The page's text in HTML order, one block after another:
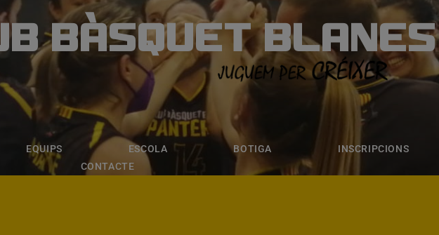
BÀSQUET BLANES
EQUIPS ESCOLA BOTIGA
INSCRIPCIONS
CONTACTE
BLANES
ESCOLA BOTIGA INSCRIPCIONS